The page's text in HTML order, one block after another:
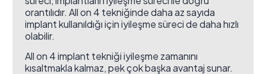
orantılıdır. All on 4 tekniğinde daha az sayıda
implant kullanıldığı için iyileşme süreci de daha hızlı
olabilir.
All on 4 implant tekniği iyileşme zamanını
kısaltmakla kalmaz, pek çok başka avantaj sunar.